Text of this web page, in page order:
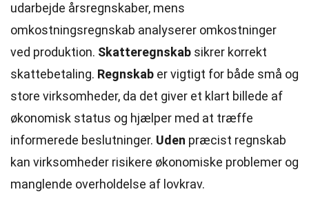
udarbejde årsregnskaber, mens
omkostningsregnskab analyserer omkostninger
ved produktion. Skatteregnskab sikrer korrekt
skattebetaling. Regnskab er vigtigt for både små og
store virksomheder, da det giver et klart billede af
økonomisk status og hjælper med at træffe
informerede beslutninger. Uden præcist regnskab
kan virksomheder risikere økonomiske problemer og
manglende overholdelse af lovkrav.